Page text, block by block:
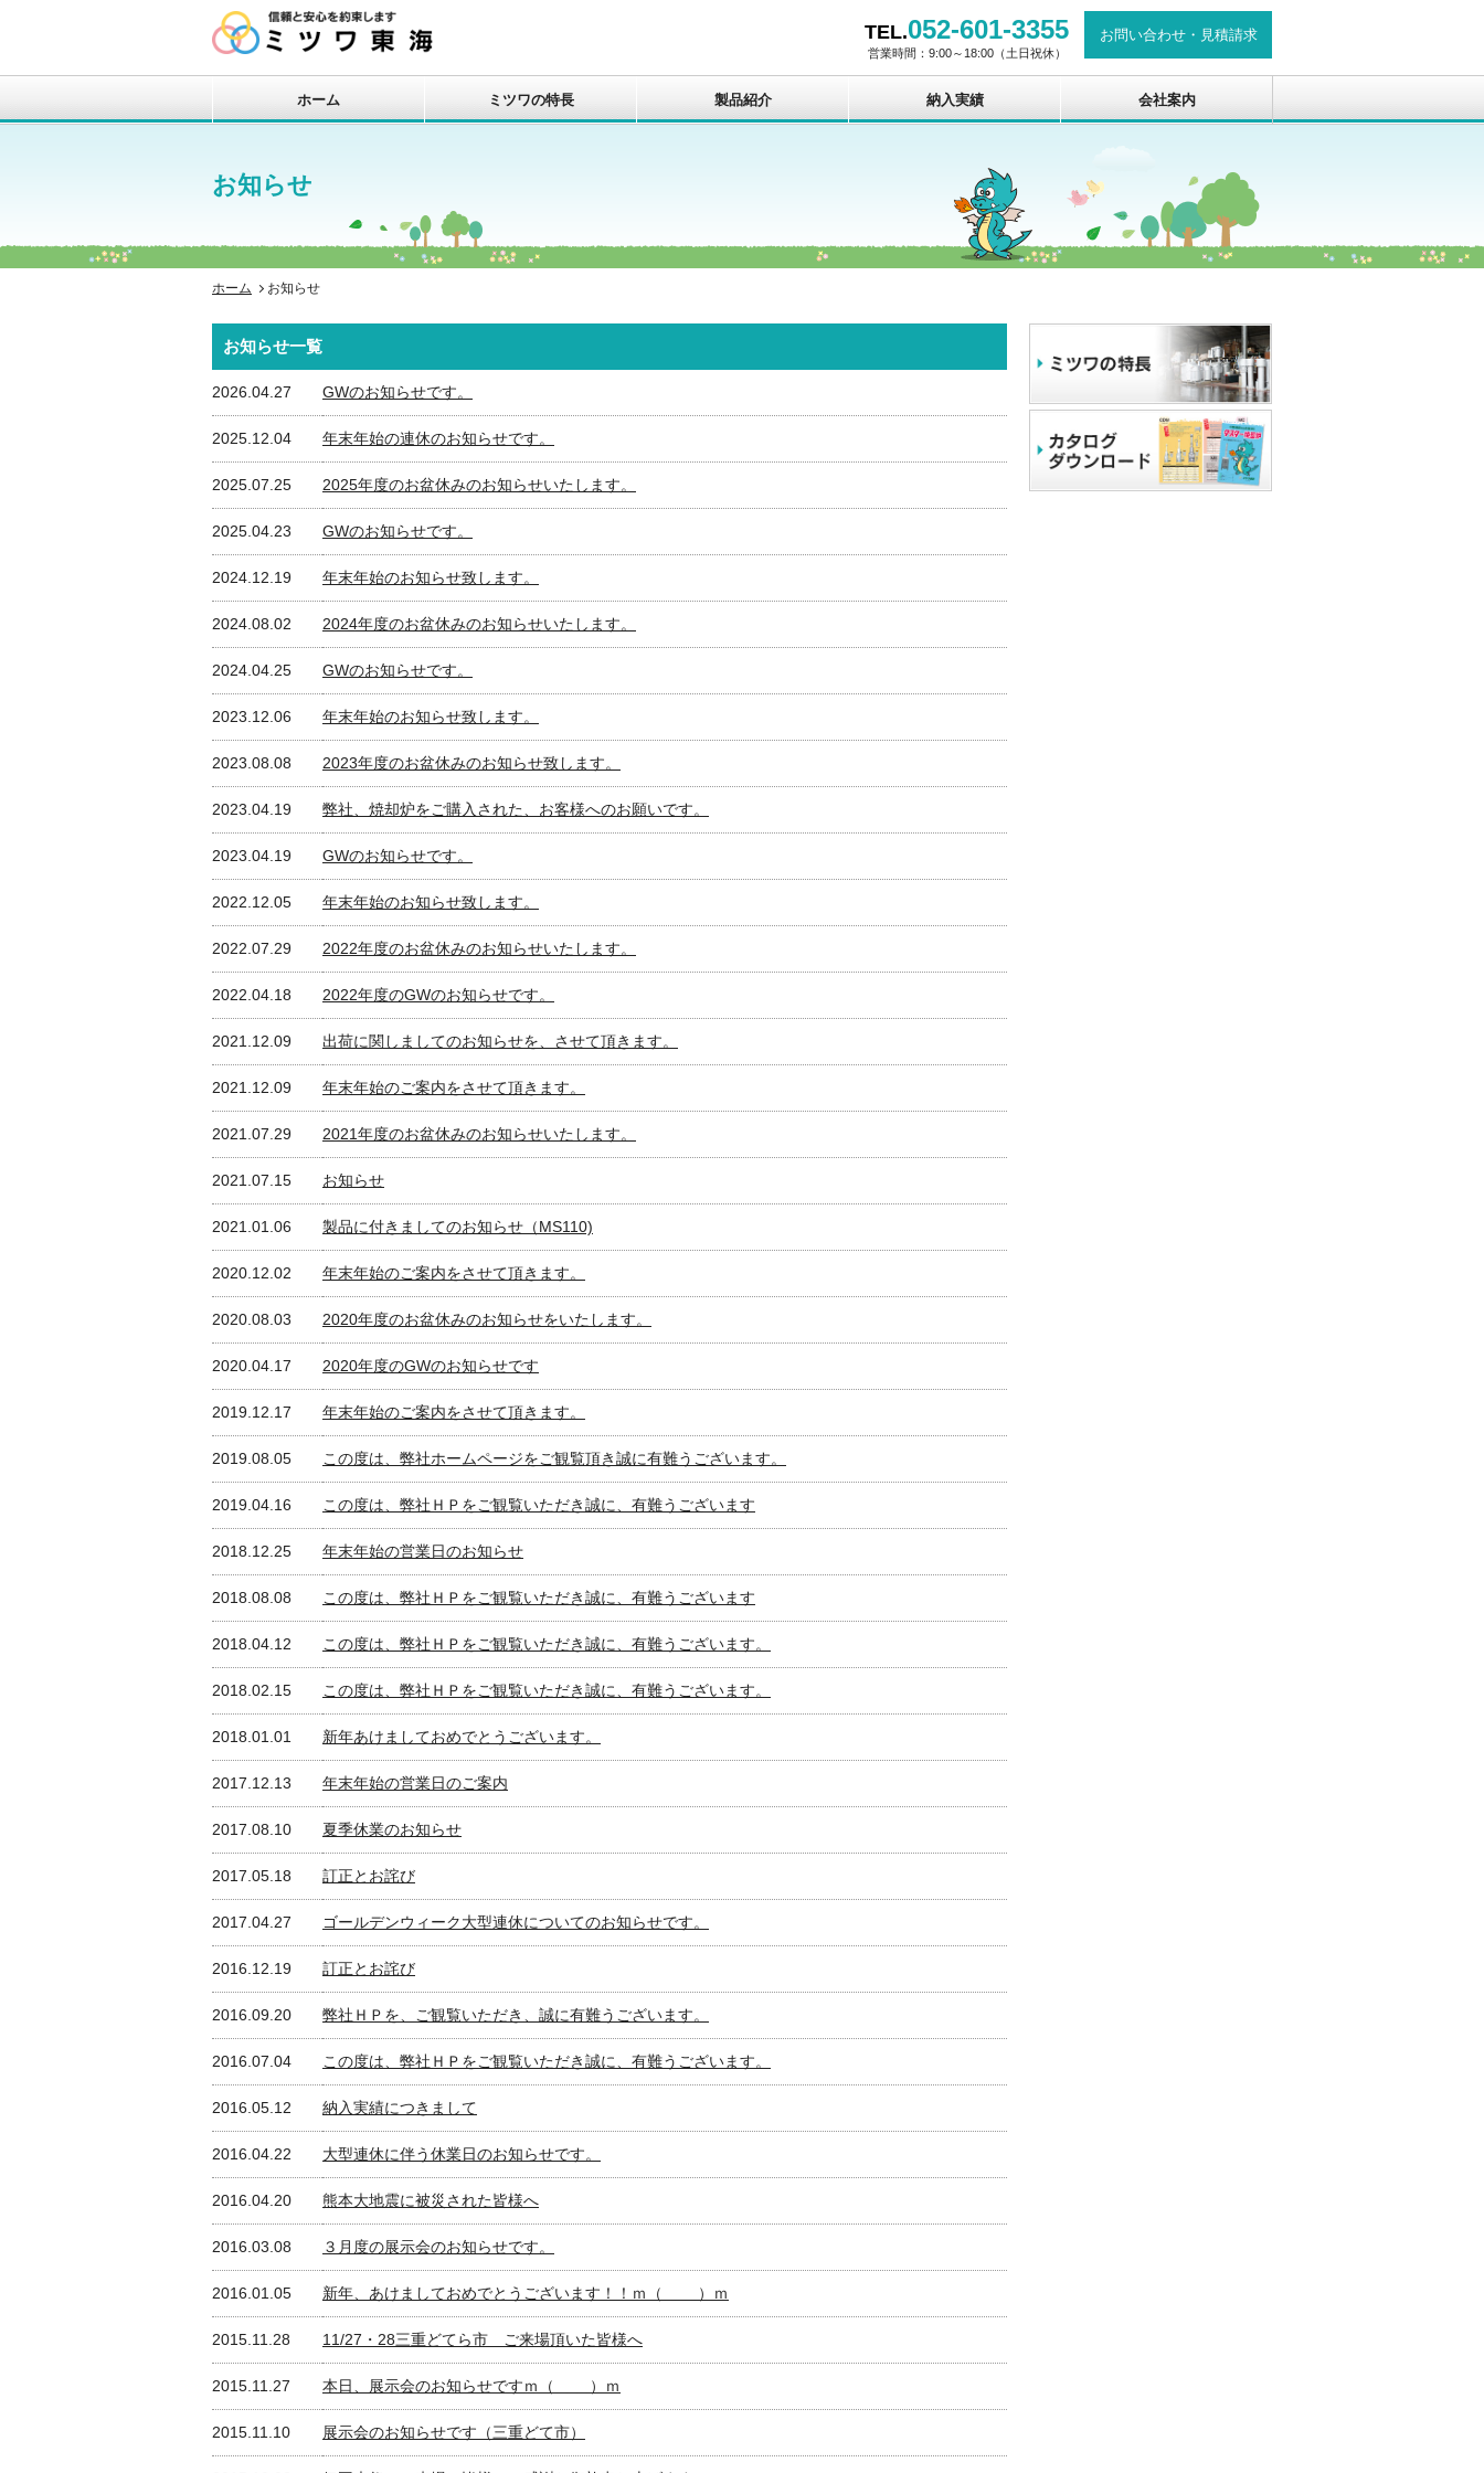
TEL.052-601-3355
営業時間：9:00～18:00（土日祝休）
お問い合わせ・ 見積請求
ホーム ミツワの特長 製品紹介 納入実績 会社案内
お知らせ
ホーム お知らせ
お知らせ一覧
2026.04.27 GWのお知らせです。
2025.12.04 年末年始の連休のお知らせです。
2025.07.25 2025年度のお盆休みのお知らせいたします。
2025.04.23 GWのお知らせです。
2024.12.19 年末年始のお知らせ致します。
2024.08.02 2024年度のお盆休みのお知らせいたします。
2024.04.25 GWのお知らせです。
2023.12.06 年末年始のお知らせ致します。
2023.08.08 2023年度のお盆休みのお知らせ致します。
2023.04.19 弊社、焼却炉をご購入された、お客様へのお願いです。
2023.04.19 GWのお知らせです。
2022.12.05 年末年始のお知らせ致します。
2022.07.29 2022年度のお盆休みのお知らせいたします。
2022.04.18 2022年度のGWのお知らせです。
2021.12.09 出荷に関しましてのお知らせを、させて頂きます。
2021.12.09 年末年始のご案内をさせて頂きます。
2021.07.29 2021年度のお盆休みのお知らせいたします。
2021.07.15 お知らせ
2021.01.06 製品に付きましてのお知らせ（MS110)
2020.12.02 年末年始のご案内をさせて頂きます。
2020.08.03 2020年度のお盆休みのお知らせをいたします。
2020.04.17 2020年度のGWのお知らせです
2019.12.17 年末年始のご案内をさせて頂きます。
2019.08.05 この度は、弊社ホームページをご観覧頂き誠に有難うございます。
2019.04.16 この度は、弊社ＨＰをご観覧いただき誠に、有難うございます
2018.12.25 年末年始の営業日のお知らせ
2018.08.08 この度は、弊社ＨＰをご観覧いただき誠に、有難うございます
2018.04.12 この度は、弊社ＨＰをご観覧いただき誠に、有難うございます。
2018.02.15 この度は、弊社ＨＰをご観覧いただき誠に、有難うございます。
2018.01.01 新年あけましておめでとうございます。
2017.12.13 年末年始の営業日のご案内
2017.08.10 夏季休業のお知らせ
2017.05.18 訂正とお詫び
2017.04.27 ゴールデンウィーク大型連休についてのお知らせです。
2016.12.19 訂正とお詫び
2016.09.20 弊社ＨＰを、ご観覧いただき、誠に有難うございます。
2016.07.04 この度は、弊社ＨＰをご観覧いただき誠に、有難うございます。
2016.05.12 納入実績につきまして
2016.04.22 大型連休に伴う休業日のお知らせです。
2016.04.20 熊本大地震に被災された皆様へ
2016.03.08 ３月度の展示会のお知らせです。
2016.01.05 新年、あけましておめでとうございます！！ｍ（＿ ＿）ｍ
2015.11.28 11/27・28三重どてら市 ご来場頂いた皆様へ
2015.11.27 本日、展示会のお知らせですｍ（＿ ＿）ｍ
2015.11.10 展示会のお知らせです（三重どて市）